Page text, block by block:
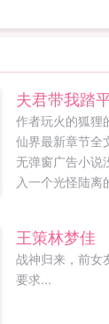
夫君带我踏
作者玩火的狐狸
仙界最新章节全
无弹窗广告小说
入一个光怪陆离
有一个因缘引导
只是一只眼珠，
打原住民！只是
王策林梦佳
战神归来，前女
要求...